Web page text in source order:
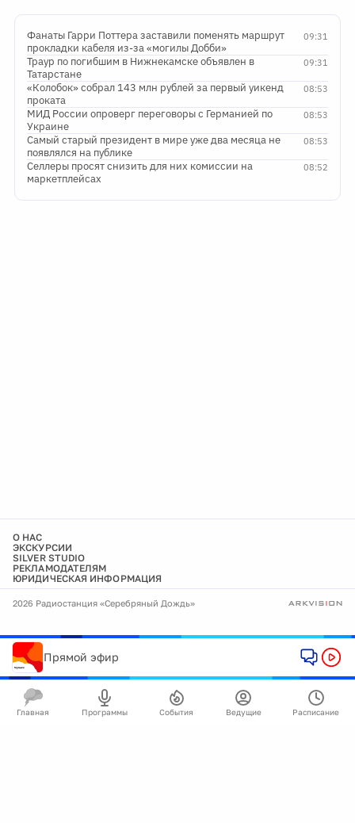
09:31
Фанаты Гарри Поттера заставили поменять маршрут
прокладки кабеля из-за «могилы Добби»
09:31
Траур по погибшим в Нижнекамске объявлен в
Татарстане
08:53
«Колобок» собрал 143 млн рублей за первый уикенд
проката
08:53
МИД России опроверг переговоры с Германией по
Украине
08:53
Самый старый президент в мире уже два месяца не
появлялся на публике
08:52
Селлеры просят снизить для них комиссии на
маркетплейсах
О НАС
ЭКСКУРСИИ
SILVER STUDIO
РЕКЛАМОДАТЕЛЯМ
ЮРИДИЧЕСКАЯ ИНФОРМАЦИЯ
2026 Радиостанция «Серебряный Дождь»
Прямой эфир
Главная Программы События Ведущие Расписание